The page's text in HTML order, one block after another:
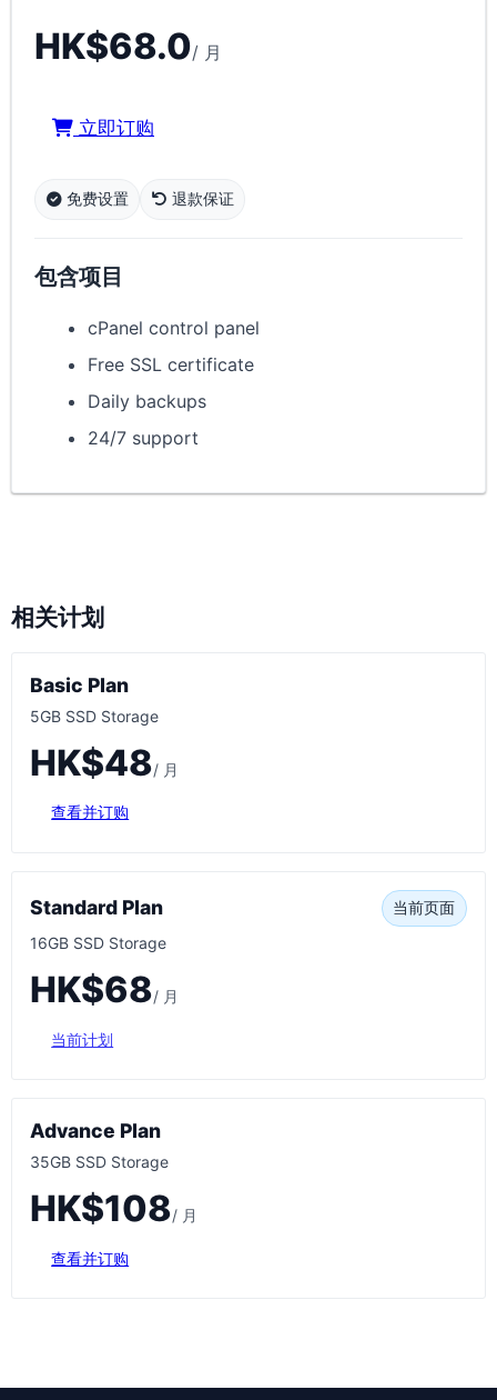
HK$68.0/ 月
立即订购
免费设置 退款保证
包含项目
cPanel control panel
Free SSL certificate
Daily backups
24/7 support
相关计划
Basic Plan
5GB SSD Storage
HK$48/ 月
查看并订购
Standard Plan 当前页面
16GB SSD Storage
HK$68/ 月
当前计划
Advance Plan
35GB SSD Storage
HK$108/ 月
查看并订购